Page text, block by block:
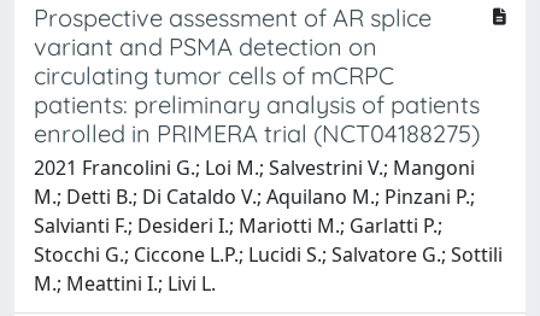
Prospective assessment of AR splice
variant and PSMA detection on
circulating tumor cells of mCRPC
patients: preliminary analysis of patients
enrolled in PRIMERA trial (NCT04188275)
2021 Francolini G.; Loi M.; Salvestrini V.; Mangoni
M.; Detti B.; Di Cataldo V.; Aquilano M.; Pinzani P.;
Salvianti F.; Desideri I.; Mariotti M.; Garlatti P.;
Stocchi G.; Ciccone L.P.; Lucidi S.; Salvatore G.; Sottili
M.; Meattini I.; Livi L.